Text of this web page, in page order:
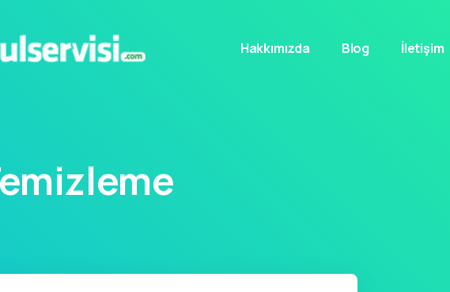
Hakkımızda Blog İletişim